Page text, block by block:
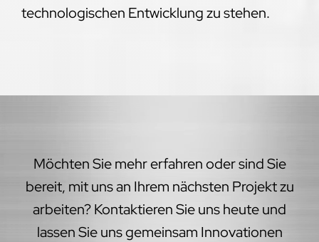
technologischen Entwicklung zu stehen.
Möchten Sie mehr erfahren oder sind Sie
bereit, mit uns an Ihrem nächsten Projekt zu
arbeiten? Kontaktieren Sie uns heute und
lassen Sie uns gemeinsam Innovationen